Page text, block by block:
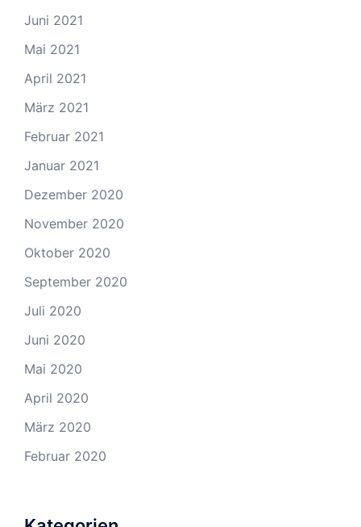
Juni 2021
Mai 2021
April 2021
März 2021
Februar 2021
Januar 2021
Dezember 2020
November 2020
Oktober 2020
September 2020
Juli 2020
Juni 2020
Mai 2020
April 2020
März 2020
Februar 2020